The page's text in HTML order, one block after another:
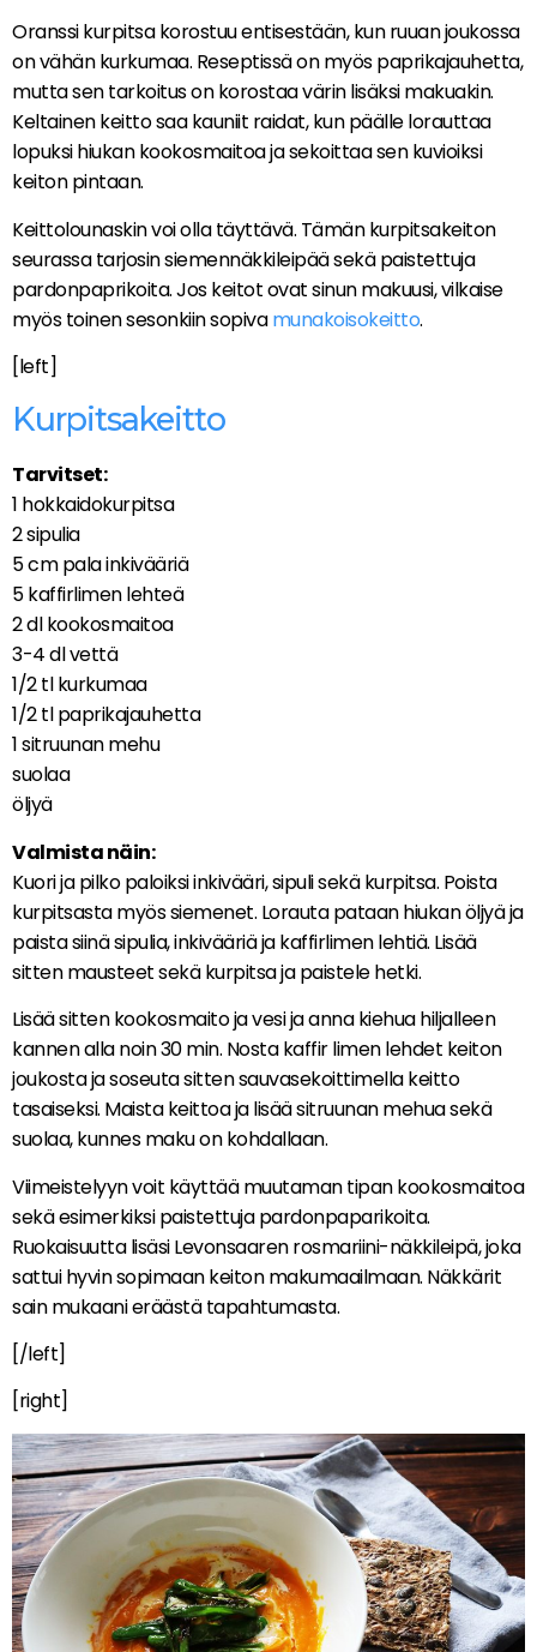
Oranssi kurpitsa korostuu entisestään, kun ruuan joukossa
on vähän kurkumaa. Reseptissä on myös paprikajauhetta,
mutta sen tarkoitus on korostaa värin lisäksi makuakin.
Keltainen keitto saa kauniit raidat, kun päälle lorauttaa
lopuksi hiukan kookosmaitoa ja sekoittaa sen kuvioiksi
keiton pintaan.
Keittolounaskin voi olla täyttävä. Tämän kurpitsakeiton
seurassa tarjosin siemennäkkileipää sekä paistettuja
pardonpaprikoita. Jos keitot ovat sinun makuusi, vilkaise
myös toinen sesonkiin sopivamunakoisokeitto.
[left]
Kurpitsakeitto
Tarvitset:
1 hokkaidokurpitsa
2 sipulia
5 cm pala inkivääriä
5 kaffirlimen lehteä
2 dl kookosmaitoa
3-4 dl vettä
1/2 tl kurkumaa
1/2 tl paprikajauhetta
1 sitruunan mehu
suolaa
öljyä
Valmista näin:
Kuori ja pilko paloiksi inkivääri, sipuli sekä kurpitsa. Poista
kurpitsasta myös siemenet. Lorauta pataan hiukan öljyä ja
paista siinä sipulia, inkivääriä ja kaffirlimen lehtiä. Lisää
sitten mausteet sekä kurpitsa ja paistele hetki.
Lisää sitten kookosmaito ja vesi ja anna kiehua hiljalleen
kannen alla noin 30 min. Nosta kaffir limen lehdet keiton
joukosta ja soseuta sitten sauvasekoittimella keitto
tasaiseksi. Maista keittoa ja lisää sitruunan mehua sekä
suolaa, kunnes maku on kohdallaan.
Viimeistelyyn voit käyttää muutaman tipan kookosmaitoa
sekä esimerkiksi paistettuja pardonpaparikoita.
Ruokaisuutta lisäsi Levonsaaren rosmariini-näkkileipä, joka
sattui hyvin sopimaan keiton makumaailmaan. Näkkärit
sain mukaani eräästä tapahtumasta.
[/left]
[right]